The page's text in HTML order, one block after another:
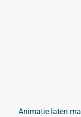
Animatie laten